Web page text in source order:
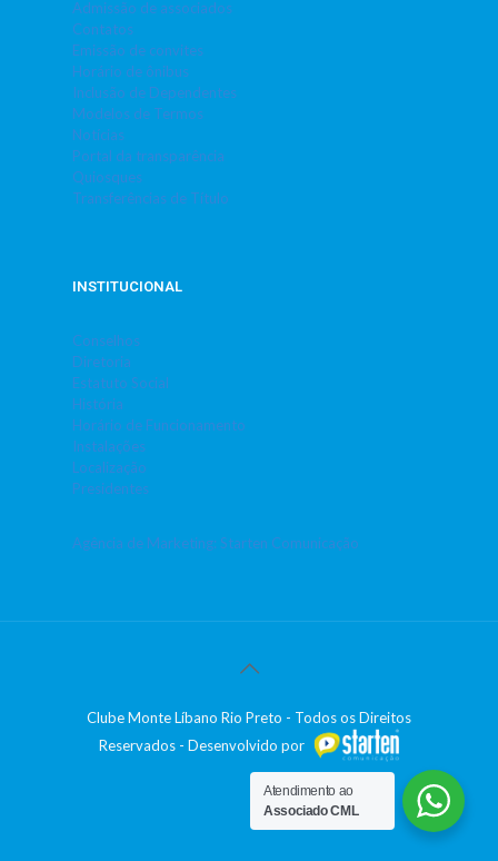
Admissão de associados
Contatos
Emissão de convites
Horário de ônibus
Inclusão de Dependentes
Modelos de Termos
Notícias
Portal da transparência
Quiosques
Transferências de Título
INSTITUCIONAL
Conselhos
Diretoria
Estatuto Social
História
Horário de Funcionamento
Instalações
Localização
Presidentes
Agência de Marketing: Starten Comunicação
Clube Monte Líbano Rio Preto - Todos os Direitos
Reservados - Desenvolvido por
Atendimento ao
Associado CML